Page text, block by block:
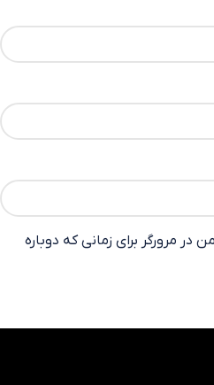
در مرورگر برای زمانی که دوباره